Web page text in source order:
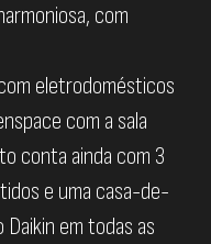
com
eletrodomésticos
com a sala
conta ainda com 3
e uma casa-de-
em todas as